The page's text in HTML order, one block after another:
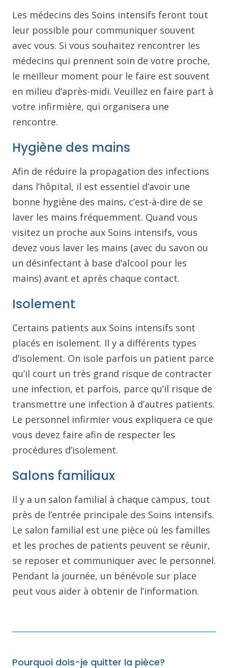
Les médecins des Soins intensifs feront tout
leur possible pour communiquer souvent
avec vous. Si vous souhaitez rencontrer les
médecins qui prennent soin de votre proche,
le meilleur moment pour le faire est souvent
en milieu d’après-midi. Veuillez en faire part à
votre infirmière, qui organisera une
rencontre.
Hygiène des mains
Afin de réduire la propagation des infections
dans l’hôpital, il est essentiel d’avoir une
bonne hygiène des mains, c’est-à-dire de se
laver les mains fréquemment. Quand vous
visitez un proche aux Soins intensifs, vous
devez vous laver les mains (avec du savon ou
un désinfectant à base d’alcool pour les
mains) avant et après chaque contact.
Isolement
Certains patients aux Soins intensifs sont
placés en isolement. Il y a différents types
d’isolement. On isole parfois un patient parce
qu’il court un très grand risque de contracter
une infection, et parfois, parce qu’il risque de
transmettre une infection à d’autres patients.
Le personnel infirmier vous expliquera ce que
vous devez faire afin de respecter les
procédures d’isolement.
Salons familiaux
Il y a un salon familial à chaque campus, tout
près de l’entrée principale des Soins intensifs.
Le salon familial est une pièce où les familles
et les proches de patients peuvent se réunir,
se reposer et communiquer avec le personnel.
Pendant la journée, un bénévole sur place
peut vous aider à obtenir de l’information.
Pourquoi dois-je quitter la pièce?